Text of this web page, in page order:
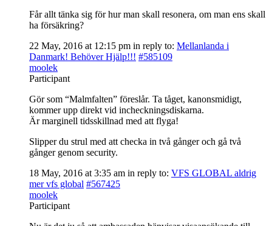
Får allt tänka sig för hur man skall resonera, om man ens skall
ha försäkring?
22 May, 2016 at 12:15 pm in reply to: Mellanlanda i
Danmark! Behöver Hjälp!!! #585109
moolek
Participant
Gör som “Malmfalten” föreslår. Ta tåget, kanonsmidigt,
kommer upp direkt vid incheckningsdiskarna.
Är marginell tidsskillnad med att flyga!
Slipper du strul med att checka in två gånger och gå två
gånger genom security.
18 May, 2016 at 3:35 am in reply to: VFS GLOBAL aldrig
mer vfs global #567425
moolek
Participant